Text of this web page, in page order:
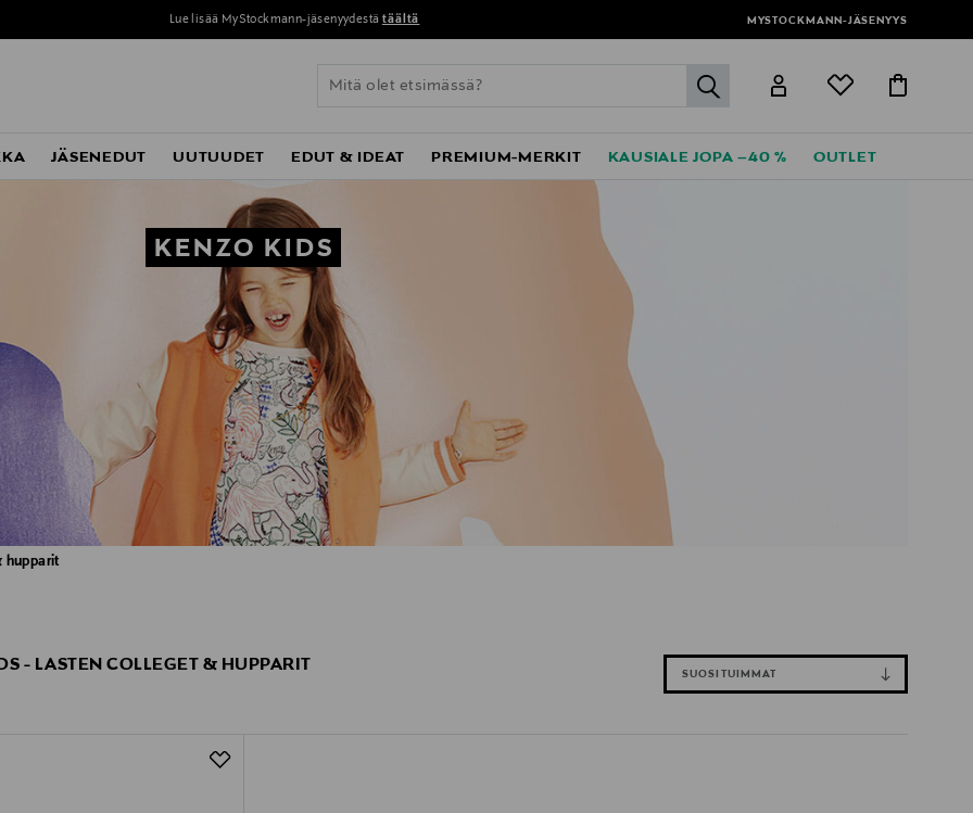
Lue lisää MyStockmann-jäsenyydestä täältä MYSTOCKMANN-JÄSENYYS
label.header.go
JÄSENEDUT UUTUUDET EDUT & IDEAT PREMIUM-MERKIT KAUSIALE JOPA –40 % OUTLET
hupparit
KENZO KIDS
- LASTEN COLLEGET & HUPPARIT SUOSITUIMMAT